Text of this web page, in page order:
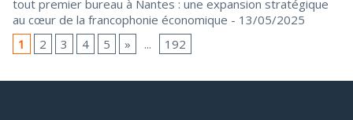
tout premier bureau à Nantes : une expansion stratégique
au cœur de la francophonie économique - 13/05/2025
1
2 3 4 5 » ... 192